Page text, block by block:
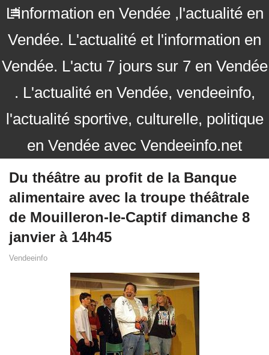
L'information en Vendée ,l'actualité en
Vendée. L'actualité et l'information en
Vendée. L'actu 7 jours sur 7 en Vendée
. L'actualité en Vendée, vendeeinfo,
l'actualité sportive, culturelle, politique
en Vendée avec Vendeeinfo.net
Du théâtre au profit de la Banque
alimentaire avec la troupe théâtrale
de Mouilleron-le-Captif dimanche 8
janvier à 14h45
Vendeeinfo